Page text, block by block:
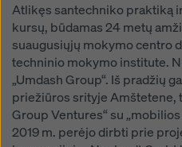
Atlikęs santechniko praktiką
kursų, būdamas 24 metų
suaugusiųjų mokymo centro
techninio mokymo institute.
„Umdash Group“. Iš pradžių
priežiūros srityje Amštetene,
Group Ventures“ su
2019 m. perėjo dirbti prie